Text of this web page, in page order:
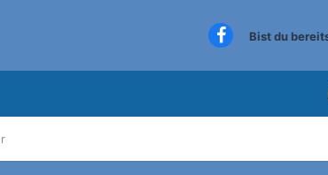
Bist du